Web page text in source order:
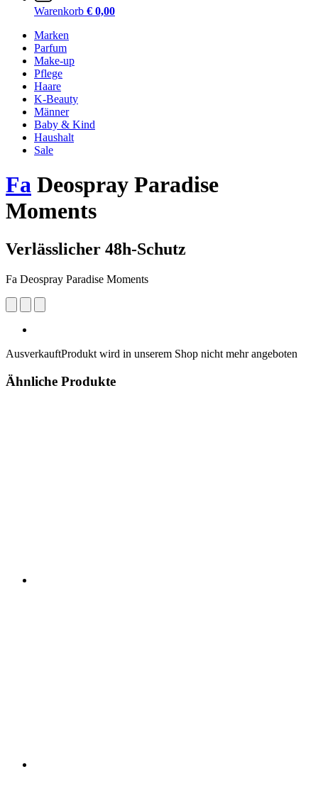
Warenkorb € 0,00
Marken
Parfum
Make-up
Pflege
Haare
K-Beauty
Männer
Baby & Kind
Haushalt
Sale
Fa Deospray Paradise
Moments
Verlässlicher 48h-Schutz
Fa Deospray Paradise Moments
AusverkauftProdukt wird in unserem Shop nicht mehr angeboten
Ähnliche Produkte